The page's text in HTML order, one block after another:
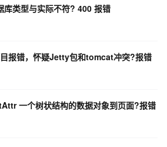
类型与实际不符? 400 报错
报错，怀疑Jetty包和tomcat冲突?报错
一个树状结构的数据对象到页面?报错